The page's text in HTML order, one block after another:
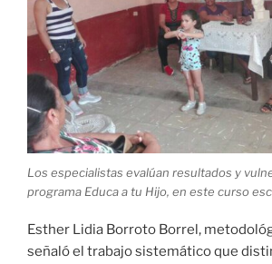
Los especialistas evalúan resultados y
programa Educa a tu Hijo, en este curso
Esther Lidia Borroto Borrel,
señaló el trabajo sistemático que